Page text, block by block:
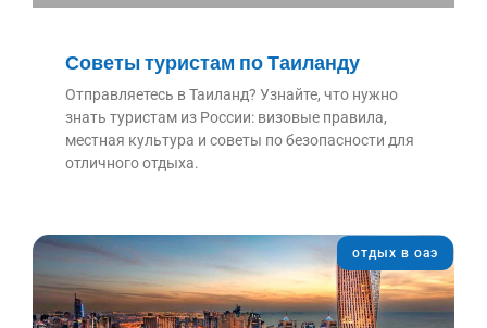
Советы туристам по Таиланду
Отправляетесь в Таиланд? Узнайте, что нужно
знать туристам из России: визовые правила,
местная культура и советы по безопасности для
отличного отдыха.
отдых в оаэ